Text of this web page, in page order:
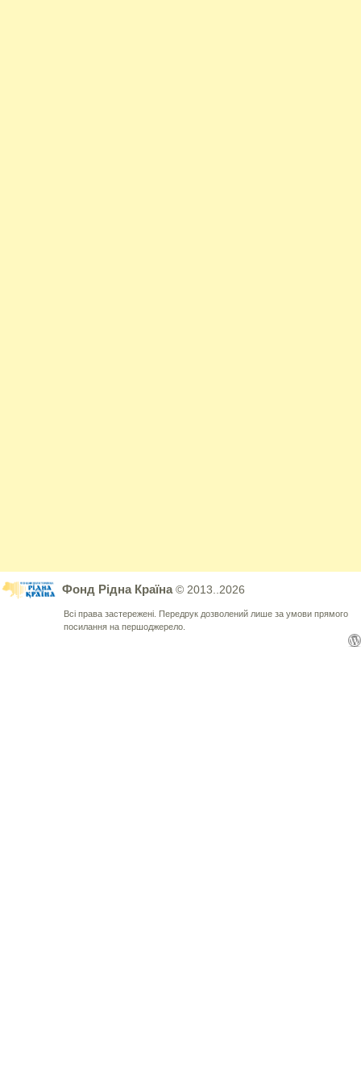
Фонд Рідна Країна© 2013..2026
Всі права застережені. Передрук дозволений лише за умови прямого
посилання на першоджерело.